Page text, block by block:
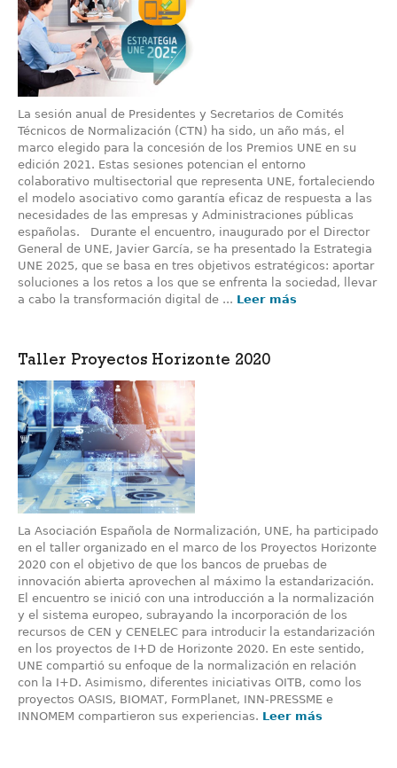
La sesión anual de Presidentes y Secretarios de Comités
Técnicos de Normalización (CTN) ha sido, un año más, el
marco elegido para la concesión de los Premios UNE en su
edición 2021. Estas sesiones potencian el entorno
colaborativo multisectorial que representa UNE, fortaleciendo
el modelo asociativo como garantía eficaz de respuesta a las
necesidades de las empresas y Administraciones públicas
españolas. Durante el encuentro, inaugurado por el Director
General de UNE, Javier García, se ha presentado la Estrategia
UNE 2025, que se basa en tres objetivos estratégicos: aportar
soluciones a los retos a los que se enfrenta la sociedad, llevar
a cabo la transformación digital de ... Leer más
Taller Proyectos Horizonte 2020
La Asociación Española de Normalización, UNE, ha participado
en el taller organizado en el marco de los Proyectos Horizonte
2020 con el objetivo de que los bancos de pruebas de
innovación abierta aprovechen al máximo la estandarización.
El encuentro se inició con una introducción a la normalización
y el sistema europeo, subrayando la incorporación de los
recursos de CEN y CENELEC para introducir la estandarización
en los proyectos de I+D de Horizonte 2020. En este sentido,
UNE compartió su enfoque de la normalización en relación
con la I+D. Asimismo, diferentes iniciativas OITB, como los
proyectos OASIS, BIOMAT, FormPlanet, INN-PRESSME e
INNOMEM compartieron sus experiencias. Leer más